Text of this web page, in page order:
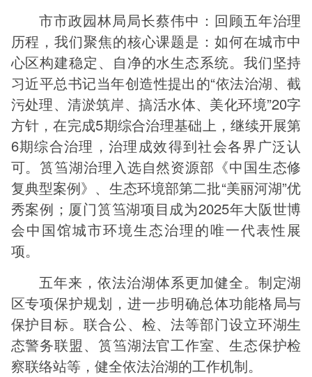
市市政园林局局长蔡伟中：回顾五年治理
历程，我们聚焦的核心课题是：如何在城市中
心区构建稳定、自净的水生态系统。我们坚持
习近平总书记当年创造性提出的“依法治湖、截
污处理、清淤筑岸、搞活水体、美化环境”20字
方针，在完成5期综合治理基础上，继续开展第
6期综合治理，治理成效得到社会各界广泛认
可。筼筜湖治理入选自然资源部《中国生态修
复典型案例》、生态环境部第二批“美丽河湖”优
秀案例；厦门筼筜湖项目成为2025年大阪世博
会中国馆城市环境生态治理的唯一代表性展
项。
五年来，依法治湖体系更加健全。制定湖
区专项保护规划，进一步明确总体功能格局与
保护目标。联合公、检、法等部门设立环湖生
态警务联盟、筼筜湖法官工作室、生态保护检
察联络站等，健全依法治湖的工作机制。